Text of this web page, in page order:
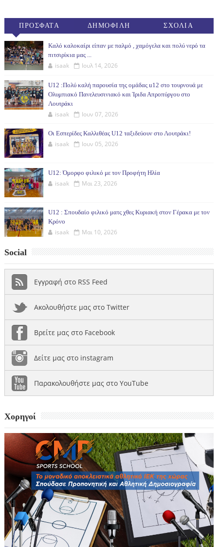
ΠΡΟΣΦΑΤΑ ΔΗΜΟΦΙΛΗ ΣΧΟΛΙΑ
Καλό καλοκαίρι είπαν με παλμό , χαμόγελα και πολύ νερό τα
πιτσιρίκια μας ...
isaak Ιουλ 14, 2026
U12 :Πολύ καλή παρουσία της ομάδας u12 στο τουρνουά με
Ολυμπιακό Πανελευσινιακό και Ίριδα Απροπύργου στο
Λουτράκι
isaak Ιουν 07, 2026
Οι Εσπερίδες Καλλιθέας U12 ταξιδεύουν στο Λουτράκι!
isaak Ιουν 05, 2026
U12: Όμορφο φιλικό με τον Προφήτη Ηλία
isaak Μαι 23, 2026
U12 : Σπουδαίο φιλικό ματς χθες Κυριακή στον Γέρακα με τον
Κρόνο
isaak Μαι 10, 2026
Social
Εγγραφή στο RSS Feed
Ακολουθήστε μας στο Twitter
Βρείτε μας στο Facebook
Δείτε μας στο instagram
Παρακολουθήστε μας στο YouTube
Χορηγοί